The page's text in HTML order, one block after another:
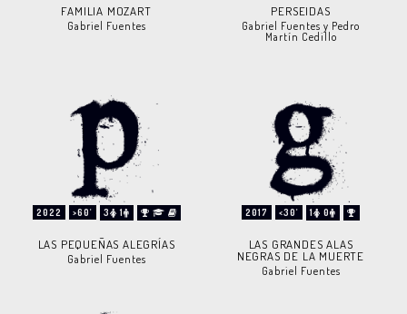
FAMILIA MOZART
Gabriel Fuentes
PERSEIDAS
Gabriel Fuentes y Pedro
Martín Cedillo
2022 >60' 3 1
LAS PEQUEÑAS ALEGRÍAS
Gabriel Fuentes
2017 <30' 1 0
LAS GRANDES ALAS
NEGRAS DE LA MUERTE
Gabriel Fuentes